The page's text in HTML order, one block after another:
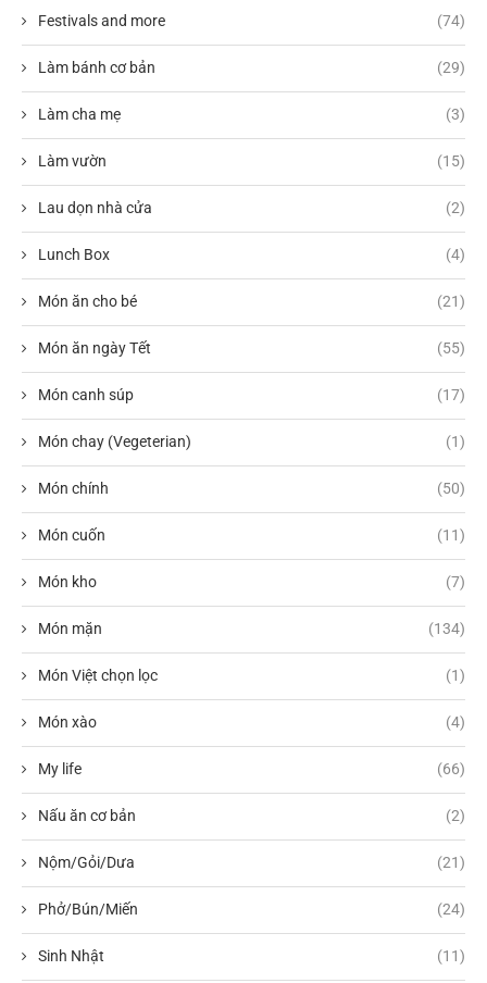
Festivals and more (74)
Làm bánh cơ bản (29)
Làm cha mẹ (3)
Làm vườn (15)
Lau dọn nhà cửa (2)
Lunch Box (4)
Món ăn cho bé (21)
Món ăn ngày Tết (55)
Món canh súp (17)
Món chay (Vegeterian) (1)
Món chính (50)
Món cuốn (11)
Món kho (7)
Món mặn (134)
Món Việt chọn lọc (1)
Món xào (4)
My life (66)
Nấu ăn cơ bản (2)
Nộm/Gỏi/Dưa (21)
Phở/Bún/Miến (24)
Sinh Nhật (11)